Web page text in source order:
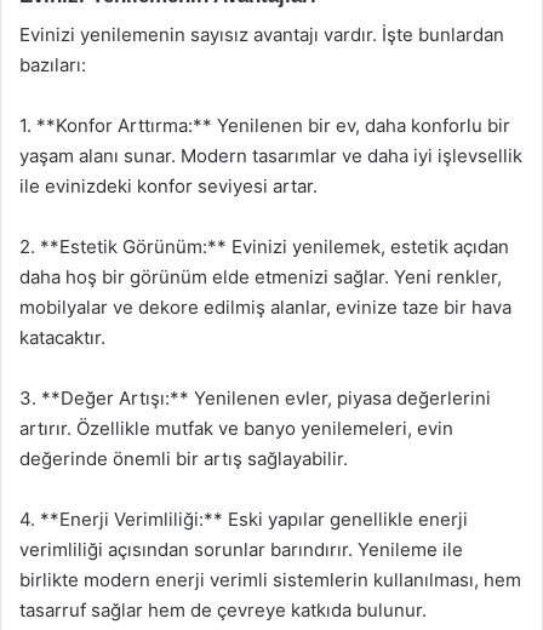
Evinizi yenilemenin sayısız avantajı vardır. İşte bunlardan
bazıları:
1. **Konfor Arttırma:** Yenilenen bir ev, daha konforlu bir
yaşam alanı sunar. Modern tasarımlar ve daha iyi işlevsellik
ile evinizdeki konfor seviyesi artar.
2. **Estetik Görünüm:** Evinizi yenilemek, estetik açıdan
daha hoş bir görünüm elde etmenizi sağlar. Yeni renkler,
mobilyalar ve dekore edilmiş alanlar, evinize taze bir hava
katacaktır.
3. **Değer Artışı:** Yenilenen evler, piyasa değerlerini
artırır. Özellikle mutfak ve banyo yenilemeleri, evin
değerinde önemli bir artış sağlayabilir.
4. **Enerji Verimliliği:** Eski yapılar genellikle enerji
verimliliği açısından sorunlar barındırır. Yenileme ile
birlikte modern enerji verimli sistemlerin kullanılması, hem
tasarruf sağlar hem de çevreye katkıda bulunur.